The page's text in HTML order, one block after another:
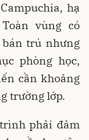
hạ
vùng có
trú nhưng
phòng học,
cần khoảng
trường lớp.
trình phải đảm